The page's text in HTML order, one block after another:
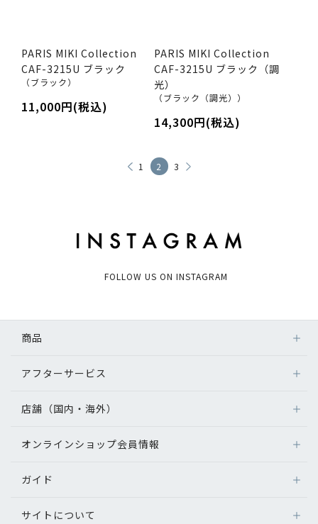
PARIS MIKI Collection
CAF-3215U ブラック
（ブラック）
11,000円(税込)
PARIS MIKI Collection
CAF-3215U ブラック（調
光）
（ブラック（調光））
14,300円(税込)
1 2 3
FOLLOW US ON INSTAGRAM
商品
アフターサービス
店舗（国内・海外）
オンラインショップ会員情報
ガイド
サイトについて